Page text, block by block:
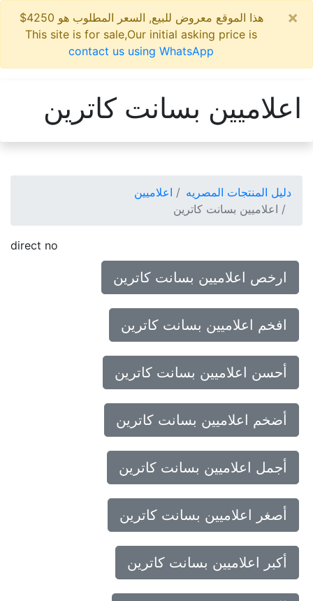
هذا الموقع معروض للبيع, السعر المطلوب هو 4250$
This site is for sale,Our initial asking price is
contact us using WhatsApp
اعلاميين بسانت كاترين
دليل المنتجات المصريه
اعلاميين
اعلاميين بسانت كاترين
direct no
ارخص اعلاميين بسانت كاترين
افخم اعلاميين بسانت كاترين
أحسن اعلاميين بسانت كاترين
أضخم اعلاميين بسانت كاترين
أجمل اعلاميين بسانت كاترين
أصغر اعلاميين بسانت كاترين
أكبر اعلاميين بسانت كاترين